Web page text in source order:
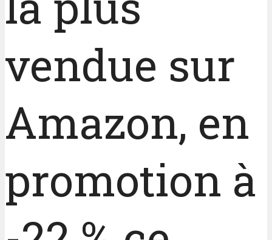
vendue sur
Amazon, en
promotion à